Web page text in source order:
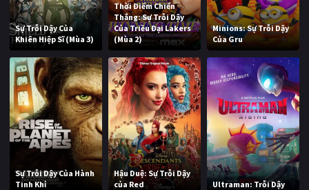
Sự Trỗi Dậy Của
Khiên Hiệp Sĩ (Mùa 3)
Thời Điểm Chiến
Thắng: Sự Trỗi Dậy
Của Triều Đại Lakers
(Mùa 2)
Minions: Sự Trỗi Dậy
Của Gru
Sự Trỗi Dậy Của Hành
Tinh Khỉ
Hậu Duệ: Sự Trỗi Dậy
của Red
Ultraman: Trỗi Dậy